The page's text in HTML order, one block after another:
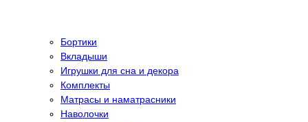
Бортики
Вкладыши
Игрушки для сна и декора
Комплекты
Матрасы и наматрасники
Наволочки